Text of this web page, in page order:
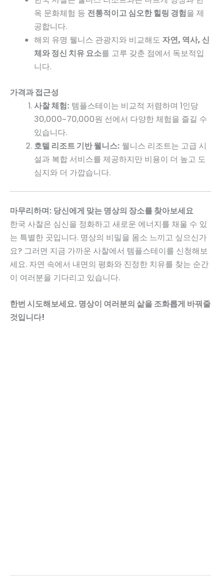
옥 문화체험 등 전통적이고 심오한 힐링 경험을 제
공합니다.
해외 유명 웰니스 관광지와 비교해도 자연, 역사, 신
체와 정신 치유 요소를 고루 갖춘 점에서 독보적입
니다.
가격과 접근성
사찰 체험: 템플스테이는 비교적 저렴하며 1인당
30,000~70,000원 선에서 다양한 체험을 즐길 수
있습니다.
호텔 리조트 기반 웰니스: 웰니스 리조트는 고급 시
설과 복합 서비스를 제공하지만 비용이 더 높고 도
심지와 더 가깝습니다.
마무리하며: 당신에게 맞는 명상의 장소를 찾아보세요
한국 사찰은 심신을 정화하고 새로운 에너지를 채울 수 있
는 특별한 곳입니다. 명상의 비밀을 몸소 느끼고 싶으신가
요? 그러면 지금 가까운 사찰에서 템플스테이를 신청해보
세요. 자연 속에서 내면의 평화와 진정한 치유를 찾는 순간
이 여러분을 기다리고 있습니다.
한번 시도해보세요. 명상이 여러분의 삶을 조화롭게 바꿔줄
것입니다!